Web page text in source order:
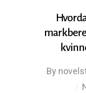
By